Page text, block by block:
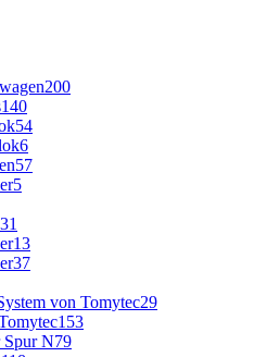
200
140
54
6
57
5
13
37
von Tomytec29
153
Spur N79